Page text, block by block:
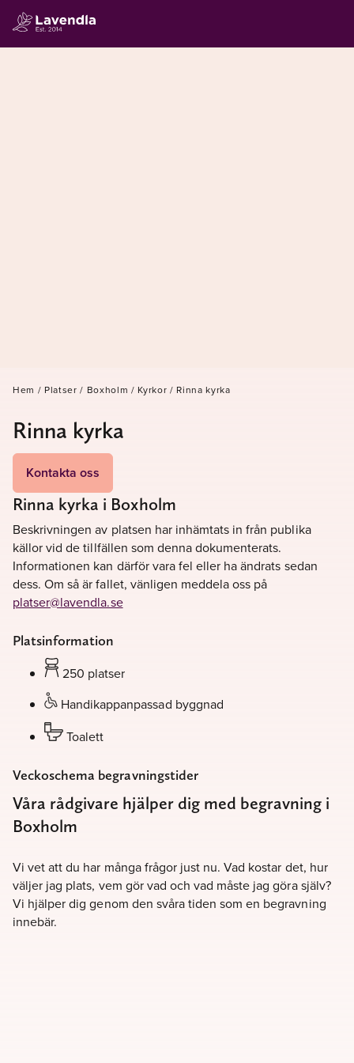
Hem / Platser / Boxholm / Kyrkor / Rinna kyrka
Rinna kyrka
Kontakta oss
Rinna kyrka i Boxholm
Beskrivningen av platsen har inhämtats in från publika
källor vid de tillfällen som denna dokumenterats.
Informationen kan därför vara fel eller ha ändrats sedan
dess. Om så är fallet, vänligen meddela oss på
platser@lavendla.se
Platsinformation
250 platser
Handikappanpassad byggnad
Toalett
Veckoschema begravningstider
Våra rådgivare hjälper dig med begravning i
Boxholm
Vi vet att du har många frågor just nu. Vad kostar det, hur
väljer jag plats, vem gör vad och vad måste jag göra själv?
Vi hjälper dig genom den svåra tiden som en begravning
innebär.